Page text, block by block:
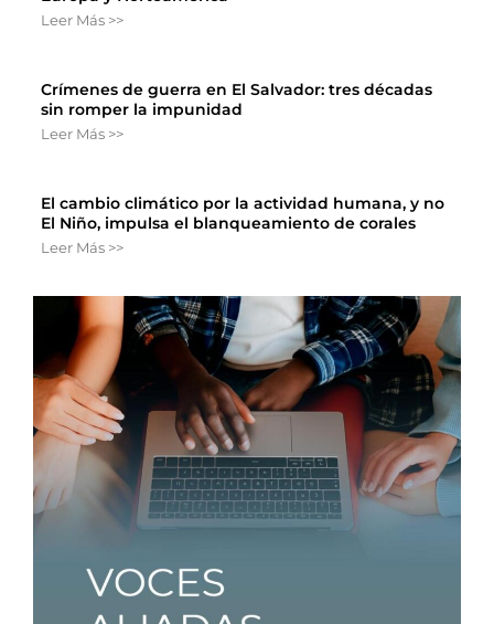
Leer Más >>
Crímenes de guerra en El Salvador: tres décadas
sin romper la impunidad
Leer Más >>
El cambio climático por la actividad humana, y no
El Niño, impulsa el blanqueamiento de corales
Leer Más >>